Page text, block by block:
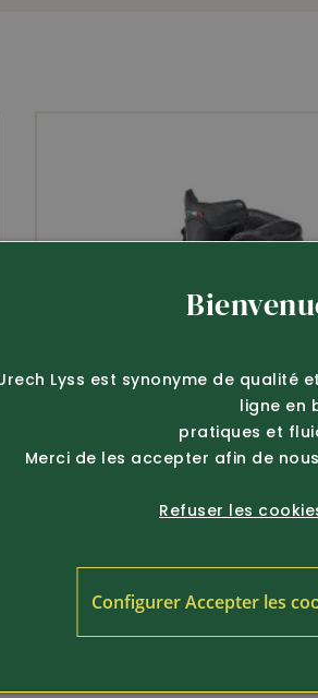
Gro-nell
Lyss est synonyme de qualité
ligne en
pratiques et
Merci de les accepter afin de
Refuser les
Configurer Accepter les